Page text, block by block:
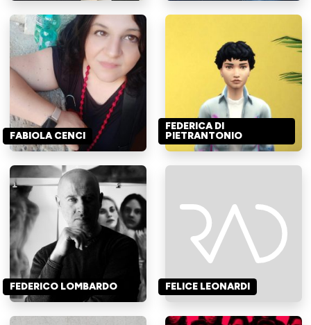
FABIOLA CENCI
FEDERICA DI
PIETRANTONIO
FEDERICO LOMBARDO FELICE LEONARDI